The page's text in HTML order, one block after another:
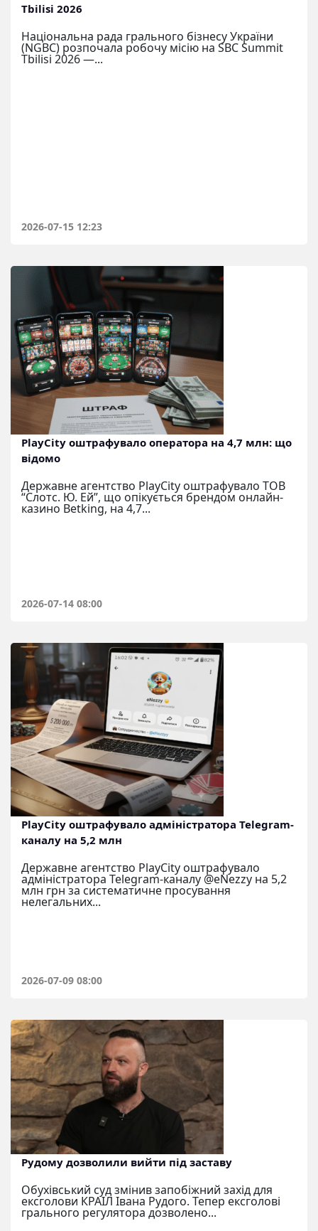
Tbilisi 2026
Національна рада грального бізнесу України
(NGBC) розпочала робочу місію на SBC Summit
Tbilisi 2026 —...
2026-07-15 12:23
PlayCity оштрафувало оператора на 4,7 млн: що
відомо
Державне агентство PlayCity оштрафувало ТОВ
“Слотс. Ю. Ей”, що опікується брендом онлайн-
казино Betking, на 4,7...
2026-07-14 08:00
PlayCity оштрафувало адміністратора Telegram-
каналу на 5,2 млн
Державне агентство PlayCity оштрафувало
адміністратора Telegram-каналу @eNezzy на 5,2
млн грн за систематичне просування
нелегальних...
2026-07-09 08:00
Рудому дозволили вийти під заставу
Обухівський суд змінив запобіжний захід для
ексголови КРАІЛ Івана Рудого. Тепер ексголові
грального регулятора дозволено...